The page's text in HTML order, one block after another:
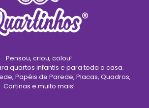
Pensou, criou, colou!
quartos infantis e para toda a casa.
Papéis de Parede, Placas, Quadros,
Cortinas e muito mais!